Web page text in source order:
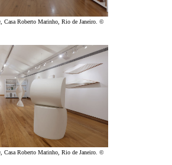
, Casa Roberto Marinho, Rio de Janeiro. ©
, Casa Roberto Marinho, Rio de Janeiro. ©